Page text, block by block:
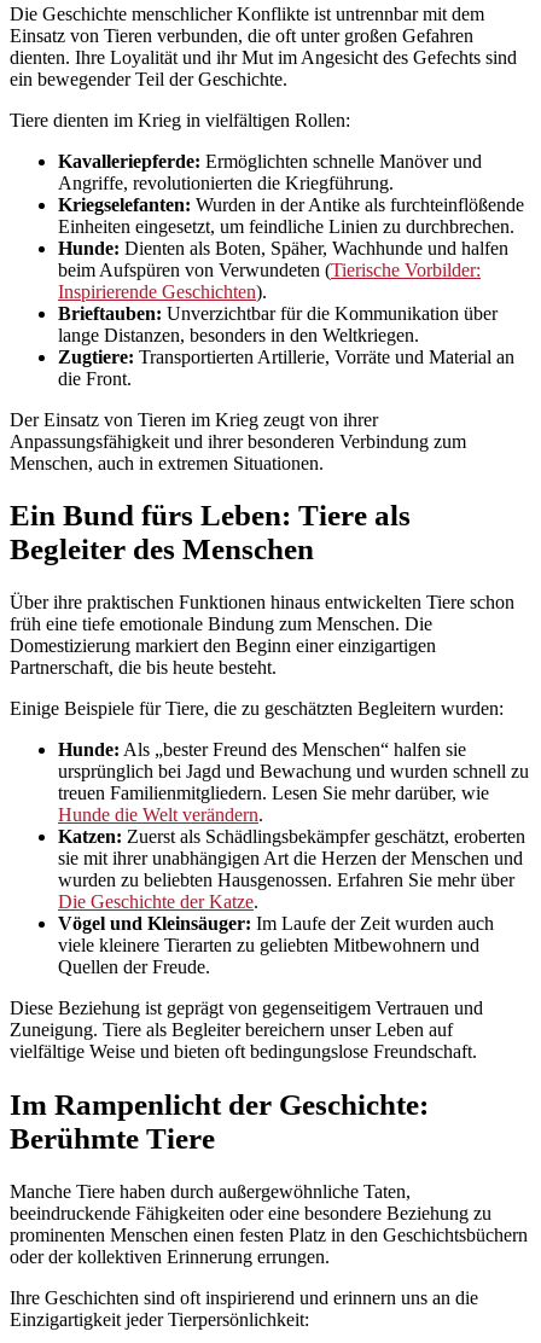
Die Geschichte menschlicher Konflikte ist untrennbar mit dem
Einsatz von Tieren verbunden, die oft unter großen Gefahren
dienten. Ihre Loyalität und ihr Mut im Angesicht des Gefechts sind
ein bewegender Teil der Geschichte.
Tiere dienten im Krieg in vielfältigen Rollen:
Kavalleriepferde: Ermöglichten schnelle Manöver und
Angriffe, revolutionierten die Kriegführung.
Kriegselefanten: Wurden in der Antike als furchteinflößende
Einheiten eingesetzt, um feindliche Linien zu durchbrechen.
Hunde: Dienten als Boten, Späher, Wachhunde und halfen
beim Aufspüren von Verwundeten (Tierische Vorbilder:
Inspirierende Geschichten).
Brieftauben: Unverzichtbar für die Kommunikation über
lange Distanzen, besonders in den Weltkriegen.
Zugtiere: Transportierten Artillerie, Vorräte und Material an
die Front.
Der Einsatz von Tieren im Krieg zeugt von ihrer
Anpassungsfähigkeit und ihrer besonderen Verbindung zum
Menschen, auch in extremen Situationen.
Ein Bund fürs Leben: Tiere als
Begleiter des Menschen
Über ihre praktischen Funktionen hinaus entwickelten Tiere schon
früh eine tiefe emotionale Bindung zum Menschen. Die
Domestizierung markiert den Beginn einer einzigartigen
Partnerschaft, die bis heute besteht.
Einige Beispiele für Tiere, die zu geschätzten Begleitern wurden:
Hunde: Als „bester Freund des Menschen“ halfen sie
ursprünglich bei Jagd und Bewachung und wurden schnell zu
treuen Familienmitgliedern. Lesen Sie mehr darüber, wie
Hunde die Welt verändern.
Katzen: Zuerst als Schädlingsbekämpfer geschätzt, eroberten
sie mit ihrer unabhängigen Art die Herzen der Menschen und
wurden zu beliebten Hausgenossen. Erfahren Sie mehr über
Die Geschichte der Katze.
Vögel und Kleinsäuger: Im Laufe der Zeit wurden auch
viele kleinere Tierarten zu geliebten Mitbewohnern und
Quellen der Freude.
Diese Beziehung ist geprägt von gegenseitigem Vertrauen und
Zuneigung. Tiere als Begleiter bereichern unser Leben auf
vielfältige Weise und bieten oft bedingungslose Freundschaft.
Im Rampenlicht der Geschichte:
Berühmte Tiere
Manche Tiere haben durch außergewöhnliche Taten,
beeindruckende Fähigkeiten oder eine besondere Beziehung zu
prominenten Menschen einen festen Platz in den Geschichtsbüchern
oder der kollektiven Erinnerung errungen.
Ihre Geschichten sind oft inspirierend und erinnern uns an die
Einzigartigkeit jeder Tierpersönlichkeit: